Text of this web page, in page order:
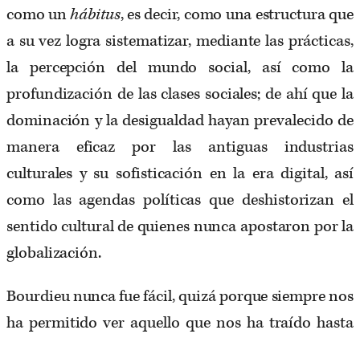
como unhábitus, es decir, como una estructura que
a su vez logra sistematizar, mediante las prácticas,
la percepción del mundo social, así como la
profundización de las clases sociales; de ahí que la
dominación y la desigualdad hayan prevalecido de
manera eficaz por las antiguas industrias
culturales y su sofisticación en la era digital, así
como las agendas políticas que deshistorizan el
sentido cultural de quienes nunca apostaron por la
globalización.
Bourdieu nunca fue fácil, quizá porque siempre nos
ha permitido ver aquello que nos ha traído hasta